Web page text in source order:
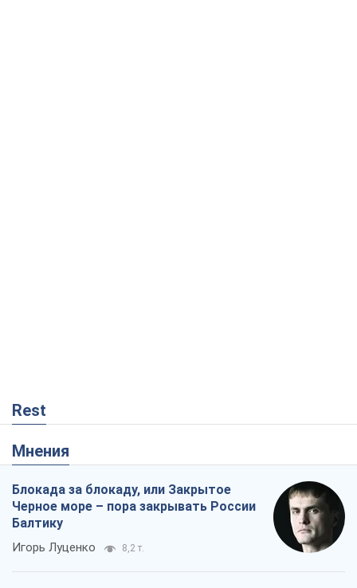
Rest
Мнения
Блокада за блокаду, или Закрытое
Черное море – пора закрывать России
Балтику
Игорь Луценко 8,2 т.